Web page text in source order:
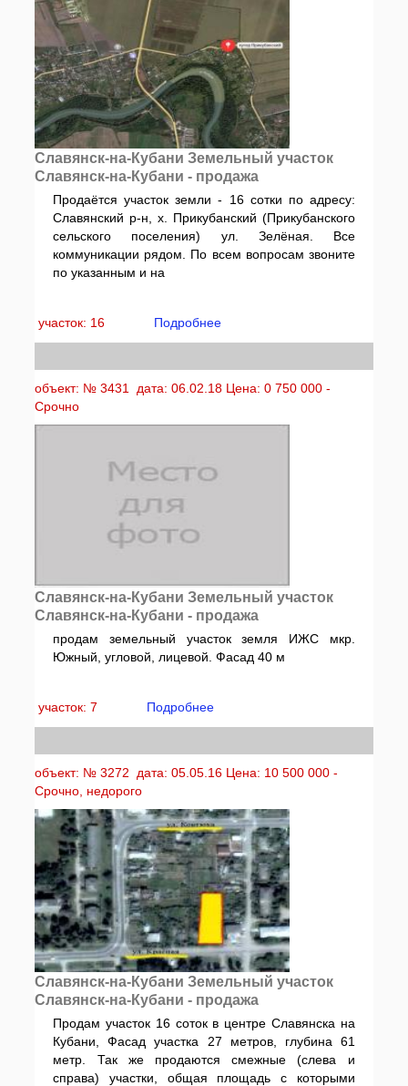
Славянск-на-Кубани Земельный участок
Славянск-на-Кубани - продажа
Продаётся участок земли - 16 сотки по адресу:
Славянский р-н, х. Прикубанский (Прикубанского
сельского поселения) ул. Зелёная. Все
коммуникации рядом. По всем вопросам звоните
по указанным и на
участок: 16 Подробнее
объект: № 3431 дата: 06.02.18 Цена: 0 750 000 -
Срочно
Славянск-на-Кубани Земельный участок
Славянск-на-Кубани - продажа
продам земельный участок земля ИЖС мкр.
Южный, угловой, лицевой. Фасад 40 м
участок: 7 Подробнее
объект: № 3272 дата: 05.05.16 Цена: 10 500 000 -
Срочно, недорого
Славянск-на-Кубани Земельный участок
Славянск-на-Кубани - продажа
Продам участок 16 соток в центре Славянска на
Кубани, Фасад участка 27 метров, глубина 61
метр. Так же продаются смежные (слева и
справа) участки, общая площадь с которыми